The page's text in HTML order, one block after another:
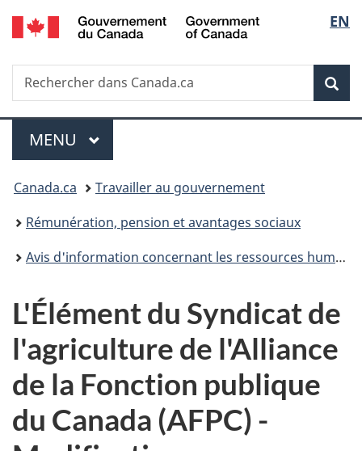
Passer
au
principal
Passer
à
Au
du
Passer
à
version
simplifiée
de
la
EN
Recherche
Rechercher
dans
Menu
MENU PRINCIPAL
Vous
êtes
ici :
Canada.ca
Travailler au gouvernement
Rémunération, pension et avantages sociaux
Avis d'information concernant les ressources humaines
L'Élément du Syndicat de
l'agriculture de l'Alliance
de la Fonction publique
du Canada (AFPC) -